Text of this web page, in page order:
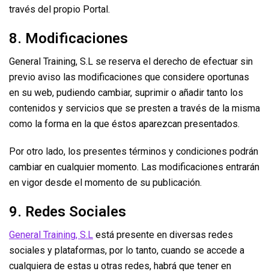
través del propio Portal.
8. Modificaciones
General Training, S.L se reserva el derecho de efectuar sin
previo aviso las modificaciones que considere oportunas
en su web, pudiendo cambiar, suprimir o añadir tanto los
contenidos y servicios que se presten a través de la misma
como la forma en la que éstos aparezcan presentados.
Por otro lado, los presentes términos y condiciones podrán
cambiar en cualquier momento. Las modificaciones entrarán
en vigor desde el momento de su publicación.
9. Redes Sociales
General Training, S.L está presente en diversas redes
sociales y plataformas, por lo tanto, cuando se accede a
cualquiera de estas u otras redes, habrá que tener en